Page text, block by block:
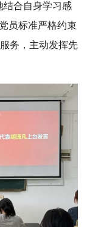
结合自身学习感
员标准严格约束
务，主动发挥先